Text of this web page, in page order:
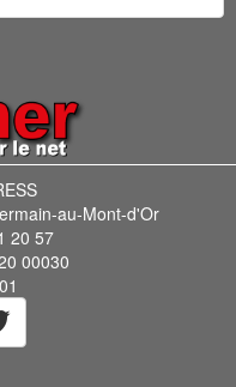
au-Mont-d'Or
20 57
00030